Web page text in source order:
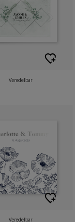
Veredelbar
Veredelbar